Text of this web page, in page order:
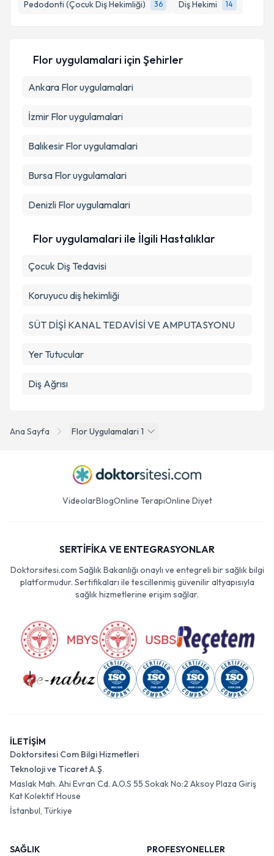
Pedodonti (Çocuk Diş Hekimliği)
36 Diş Hekimi 14
Kişisel verilerimin işlenmesine ilişkin
Metni
'ni okudum ve kişisel verilerimin belirtilen
Takvim Talebini Gönder
Ana Sayfa Flor Uygulamalari 1
Flor uygulamalari için Şehirler
Ankara Flor uygulamalari
İzmir Flor uygulamalari
Balıkesir Flor uygulamalari
Bursa Flor uygulamalari
Denizli Flor uygulamalari
Flor uygulamalari ile İlgili Hastalıklar
Çocuk Diş Tedavisi
Koruyucu diş hekimliği
SÜT DİŞİ KANAL TEDAVİSİ VE AMPUTASYONU
Yer Tutucular
Diş Ağrısı
VideolarBlogOnline TerapiOnline Diyet
SERTİFİKA VE ENTEGRASYONLAR
Doktorsitesi.com Sağlık Bakanlığı onaylı ve entegreli bir sağlık bilgi
platformudur. Sertifikaları ile tescillenmiş güvenilir altyapısıyla
sağlık hizmetlerine erişim sağlar.
İLETİŞİM
Doktorsitesi Com Bilgi Hizmetleri
Teknoloji ve Ticaret A.Ş.
Maslak Mah. Ahi Evran Cd. A.O.S 55 Sokak No:2 Aksoy Plaza Giriş
Kat Kolektif House
İstanbul, Türkiye
SAĞLIK
PROFESYONELLER